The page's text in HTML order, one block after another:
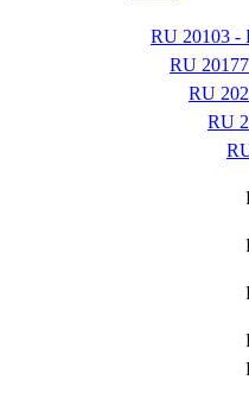
RU 20103 -
RU
RU
RU